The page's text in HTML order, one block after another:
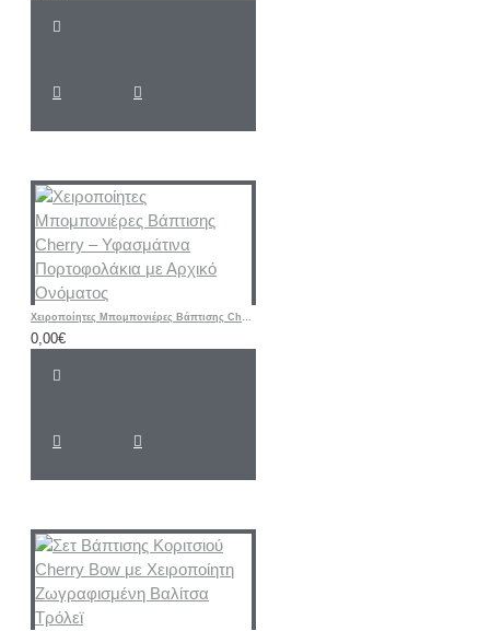
Χειροποίητες Μπομπονιέρες Βάπτισης Cherry – Υφασμάτινα Πορτοφολάκια με Αρχικό Ονόματος
0,00€